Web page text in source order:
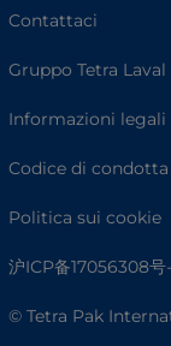
Contattaci
Gruppo Tetra Laval
Informazioni
Codice di condotta
Politica sui cookie
沪ICP备17056308号
© Tetra Pak